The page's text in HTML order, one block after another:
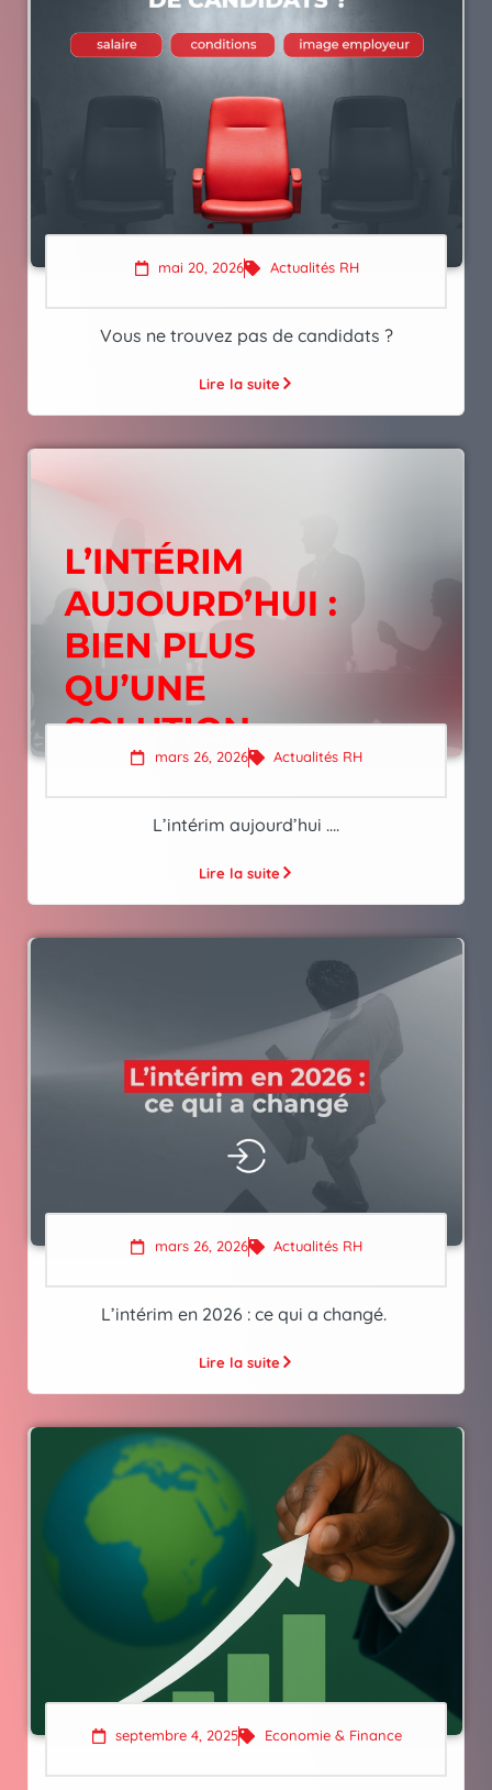
mai 20, 2026 Actualités RH
Vous ne trouvez pas de candidats ?
Lire la suite
mars 26, 2026 Actualités RH
L’intérim aujourd’hui ….
Lire la suite
mars 26, 2026 Actualités RH
L’intérim en 2026 : ce qui a changé.
Lire la suite
septembre 4, 2025 Economie & Finance